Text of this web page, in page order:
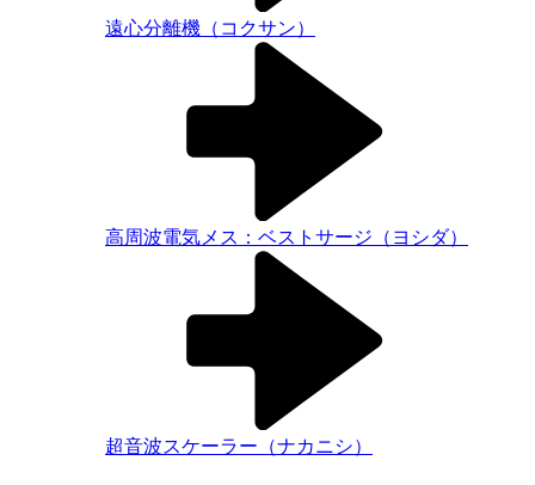
遠心分離機（コクサン）
高周波電気メス：ベストサージ（ヨシダ）
超音波スケーラー（ナカニシ）